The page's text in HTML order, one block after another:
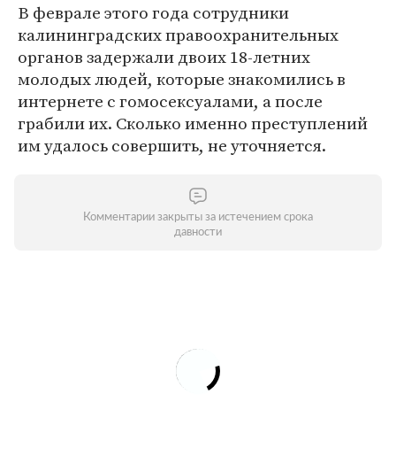
В феврале этого года сотрудники
калининградских правоохранительных
органов задержали двоих 18-летних
молодых людей, которые знакомились в
интернете с гомосексуалами, а после
грабили их. Сколько именно преступлений
им удалось совершить, не уточняется.
Комментарии закрыты за истечением срока
давности